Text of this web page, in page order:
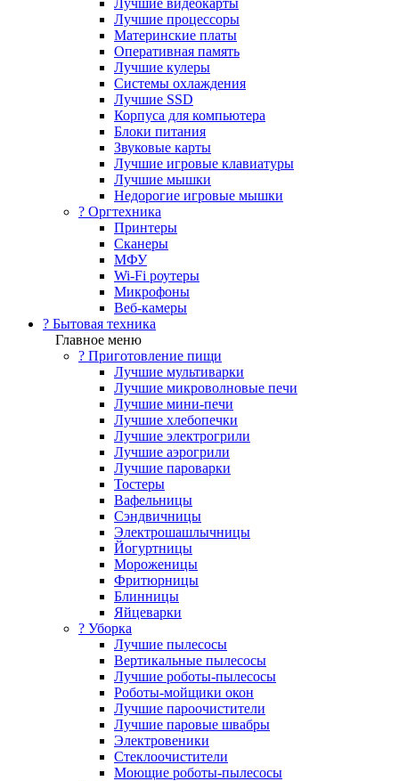
Лучшие процессоры
Материнские платы
Оперативная память
Лучшие кулеры
Системы охлаждения
Лучшие SSD
Корпуса для компьютера
Блоки питания
Звуковые карты
Лучшие игровые клавиатуры
Лучшие мышки
Недорогие игровые мышки
?️ Оргтехника
Принтеры
Сканеры
МФУ
Wi-Fi роутеры
Микрофоны
Веб-камеры
? Бытовая техника
Главное меню
? Приготовление пищи
Лучшие мультиварки
Лучшие микроволновые печи
Лучшие мини-печи
Лучшие хлебопечки
Лучшие электрогрили
Лучшие аэрогрили
Лучшие пароварки
Тостеры
Вафельницы
Сэндвичницы
Электрошашлычницы
Йогуртницы
Мороженицы
Фритюрницы
Блинницы
Яйцеварки
? Уборка
Лучшие пылесосы
Вертикальные пылесосы
Лучшие роботы-пылесосы
Роботы-мойщики окон
Лучшие пароочистители
Лучшие паровые швабры
Электровеники
Стеклоочистители
Моющие роботы-пылесосы